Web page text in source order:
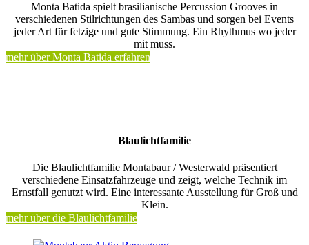
Monta Batida spielt brasilianische Percussion Grooves in
verschiedenen Stilrichtungen des Sambas und sorgen bei Events
jeder Art für fetzige und gute Stimmung. Ein Rhythmus wo jeder
mit muss.
mehr über Monta Batida erfahren
Blaulichtfamilie
Die Blaulichtfamilie Montabaur / Westerwald präsentiert
verschiedene Einsatzfahrzeuge und zeigt, welche Technik im
Ernstfall genutzt wird. Eine interessante Ausstellung für Groß und
Klein.
mehr über die Blaulichtfamilie